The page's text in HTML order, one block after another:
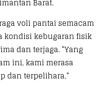
voli pantai semacam
kondisi kebugaran fisik
dan terjaga. “Yang
ini, kami merasa
dan terpelihara,”